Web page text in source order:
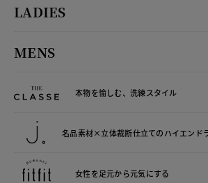
LADIES
MENS
本物を愉しむ、洗練スタイル
名品素材×立体裁断仕立てのハイエンド
女性を足元から元気にする